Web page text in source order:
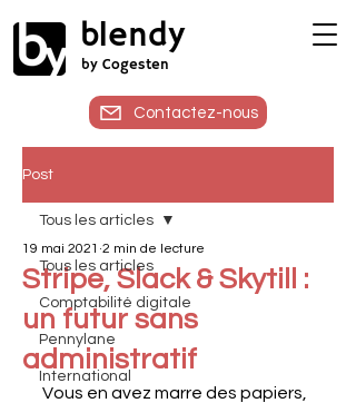
blendy
by Cogesten
Contactez-nous
Post
Tous les articles
Comptabilité digitale
Pennylane
International
Tous les articles
Stripe, Slack & Skytill :
un futur sans
administratif
19 mai 2021 2 min de lecture
Vous en avez marre des papiers,